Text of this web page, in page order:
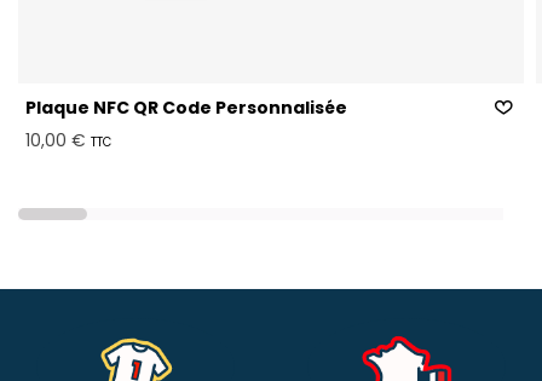
Plaque NFC QR Code Personnalisé​e
10,00 € TTC